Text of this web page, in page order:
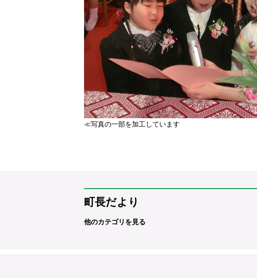
≪写真の一部を加工しています
町長だより
他のカテゴリを見る